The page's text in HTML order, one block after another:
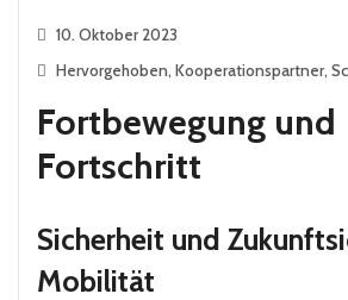
10. Oktober 2023
Hervorgehoben, Kooperationspartner,
Fortbewegung und
Fortschritt
Sicherheit und
Mobilität